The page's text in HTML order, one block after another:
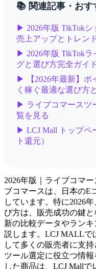
📚 関連記事・おす
▶ 2026年版 TikTokシ
売上アップとトレン
▶ 2026年版 TikTok
グと選び方完全ガイ
▶ 【2026年最新】ポ
く稼ぐ最適な選び方
▶ ライブコマースツ
覧を見る
▶ LCJ Mall トップペ
ト還元）
2026年版｜ライブコマ
ブコマースは、日本のE
しています。特に2026
び方は、販売成功の鍵
新の比較データやラン
説します。LCJ MALLで
して多くの販売者に支
ツール選定に役立つ情報
した商品は、LCJ Mall